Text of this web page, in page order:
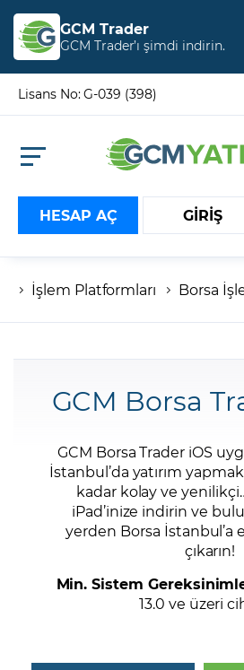
GCM Trader
GCM Trader’ı şimdi indirin.
Lisans No: G-039 (398)
HESAP AÇ GİRİŞ
Hesap numaranız
Şifremi Unuttum
İşlem Platformları Borsa
GCM Borsa
GCM Borsa Trader iOS
İstanbul’da yatırım
kadar kolay ve
iPad’inize indirin ve
yerden Borsa İstanbul’a
çıkarın!
Min. Sistem
13.0 ve üzeri